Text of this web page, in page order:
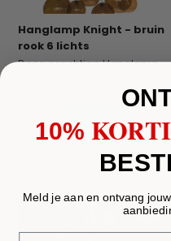
Hanglamp Knight - bruin
rook 6 lichts
Deze prachtige Hanglamp bestaat uit bruin bolle...
10%
Meld je aan en ontvang